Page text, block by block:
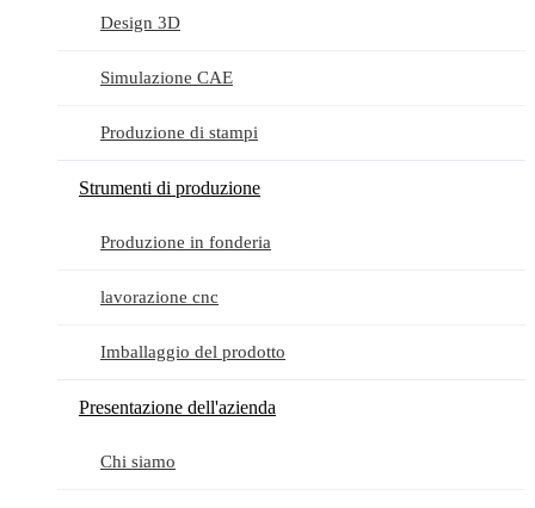
Design 3D
Simulazione CAE
Produzione di stampi
Strumenti di produzione
Produzione in fonderia
lavorazione cnc
Imballaggio del prodotto
Presentazione dell'azienda
Chi siamo